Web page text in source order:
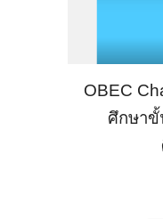
OBEC
ศึกษาขั้